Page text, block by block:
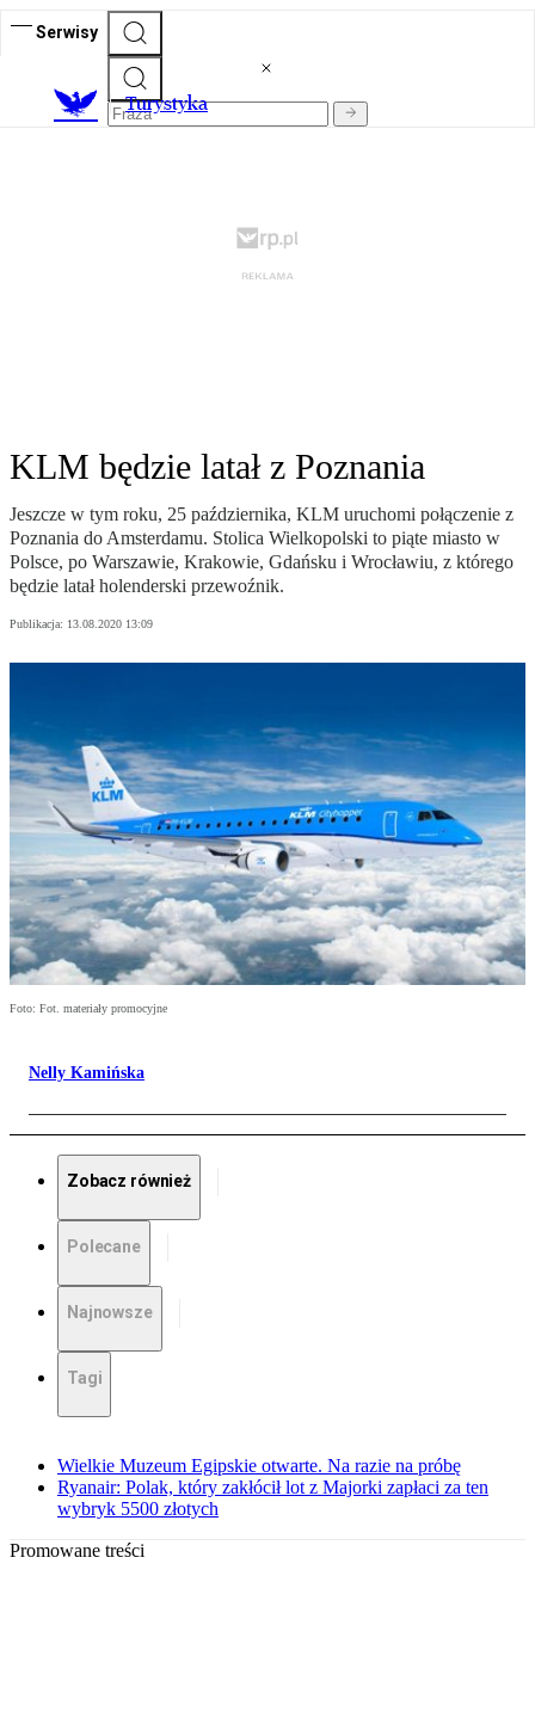
Serwisy
Turystyka
KLM będzie latał z Poznania
Jeszcze w tym roku, 25 października, KLM uruchomi połączenie z
Poznania do Amsterdamu. Stolica Wielkopolski to piąte miasto w
Polsce, po Warszawie, Krakowie, Gdańsku i Wrocławiu, z którego
będzie latał holenderski przewoźnik.
Publikacja: 13.08.2020 13:09
Foto: Fot. materiały promocyjne
Nelly Kamińska
Zobacz również
Polecane
Najnowsze
Tagi
Wielkie Muzeum Egipskie otwarte. Na razie na próbę
Ryanair: Polak, który zakłócił lot z Majorki zapłaci za ten
wybryk 5500 złotych
Promowane treści